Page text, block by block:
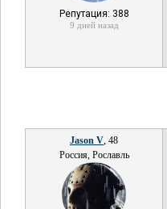
Репутация: 388
9 дней назад
Jason V, 48
Россия, Рославль